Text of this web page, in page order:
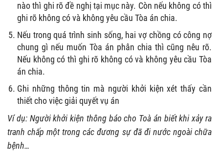
nào thì ghi rõ đề nghị tại mục này. Còn nếu không có thì
ghi rõ không có và không yêu cầu Tòa án chia.
Nếu trong quá trình sinh sống, hai vợ chồng có công nợ
chung gì nếu muốn Tòa án phân chia thì cũng nêu rõ.
Nếu không có thì ghi rõ không có và không yêu cầu Tòa
án chia.
Ghi những thông tin mà người khởi kiện xét thấy cần
thiết cho việc giải quyết vụ án
Ví dụ: Người khởi kiện thông báo cho Toà án biết khi xảy ra
tranh chấp một trong các đương sự đã đi nước ngoài chữa
bệnh…